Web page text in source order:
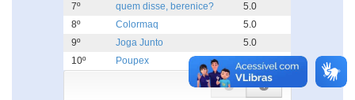
7º
quem disse, berenice?
5.0
8º
Colormaq
5.0
9º
Joga Junto
5.0
10º
Poupex